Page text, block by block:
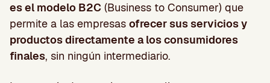
es el modelo B2C (Business to Consumer) que
permite a las empresas ofrecer sus servicios y
productos directamente a los consumidores
finales, sin ningún intermediario.